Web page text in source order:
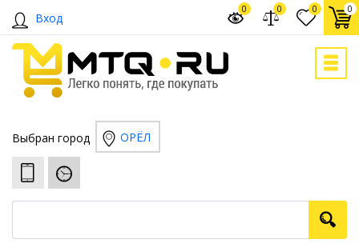
Вход
0 0
0 0
Выбран город ОРЁЛ